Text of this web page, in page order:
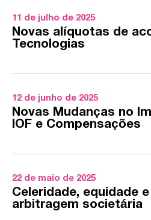
11 de julho de 2025
Novas alíquotas de
Tecnologias
12 de junho de 2025
Novas Mudanças no
IOF e Compensações
22 de maio de 2025
Celeridade, equidade
arbitragem societária